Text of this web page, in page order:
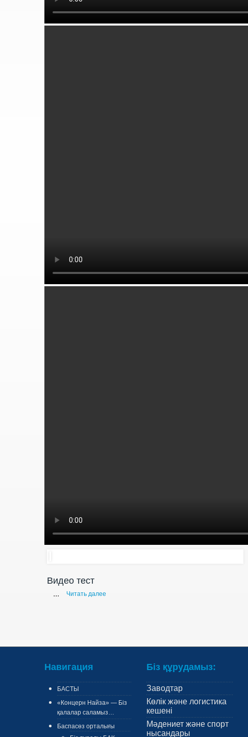
Видео тест
... Читать далее
Навигация
БАСТЫ
«Концерн Найза» — Біз
қалалар саламыз…
Баспасөз орталығы
Біз құрудамыз:
Заводтар
Көлік және логистика
кешені
Мәдениет және спорт
нысандары